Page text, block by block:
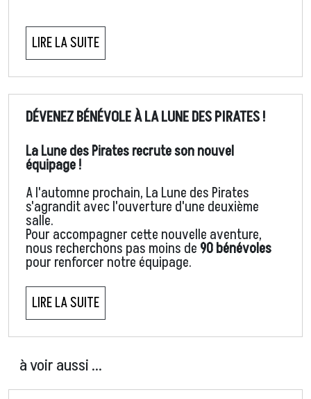
LIRE LA SUITE
DÉVENEZ BÉNÉVOLE À LA LUNE DES PIRATES !
La Lune des Pirates recrute son nouvel
équipage !
A l'automne prochain, La Lune des Pirates
s'agrandit avec l'ouverture d'une deuxième
salle.
Pour accompagner cette nouvelle aventure,
nous recherchons pas moins de 90 bénévoles
pour renforcer notre équipage.
LIRE LA SUITE
à voir aussi ...